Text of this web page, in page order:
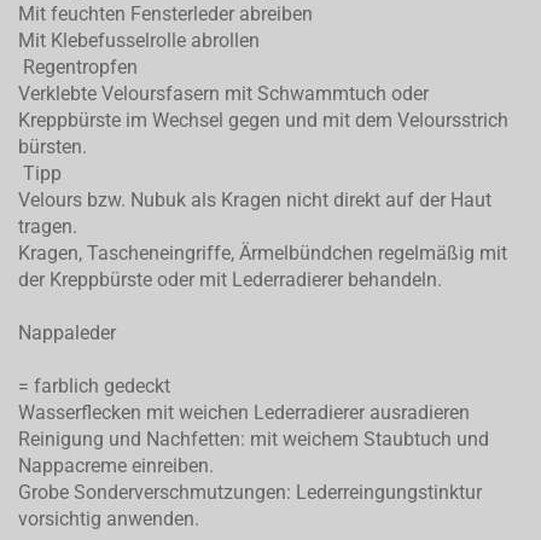
Mit feuchten Fensterleder abreiben
Mit Klebefusselrolle abrollen
Regentropfen
Verklebte Veloursfasern mit Schwammtuch oder
Kreppbürste im Wechsel gegen und mit dem Veloursstrich
bürsten.
Tipp
Velours bzw. Nubuk als Kragen nicht direkt auf der Haut
tragen.
Kragen, Tascheneingriffe, Ärmelbündchen regelmäßig mit
der Kreppbürste oder mit Lederradierer behandeln.
Nappaleder
= farblich gedeckt
Wasserflecken mit weichen Lederradierer ausradieren
Reinigung und Nachfetten: mit weichem Staubtuch und
Nappacreme einreiben.
Grobe Sonderverschmutzungen: Lederreingungstinktur
vorsichtig anwenden.